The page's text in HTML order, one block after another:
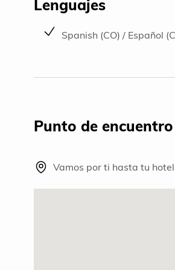
Lenguajes
Spanish (CO) / Español
Punto de encuentro
Vamos por ti hasta tu